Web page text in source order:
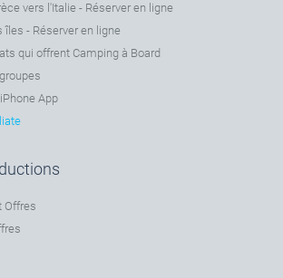
vers l'Italie - Réserver en ligne
îles - Réserver en ligne
qui offrent Camping à Board
App
Offres